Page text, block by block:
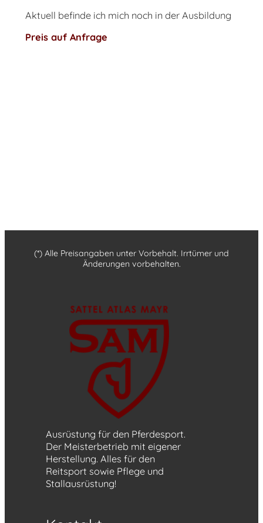
Aktuell befinde ich mich noch in der Ausbildung
Preis auf Anfrage
(*) Alle Preisangaben unter Vorbehalt. Irrtümer und
Änderungen vorbehalten.
Ausrüstung für den Pferdesport.
Der Meisterbetrieb mit eigener
Herstellung. Alles für den
Reitsport sowie Pflege und
Stallausrüstung!